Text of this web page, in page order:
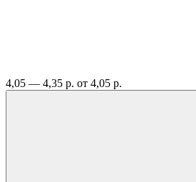
4,05 — 4,35 р. от 4,05 р.